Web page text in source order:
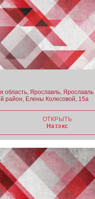
область, Ярославль, Ярославль
район, Елены Колесовой, 15а
ОТКРЫТЬ
Натэкс